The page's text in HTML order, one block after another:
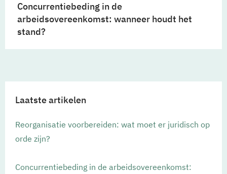
Concurrentiebeding in de
arbeidsovereenkomst: wanneer houdt het
stand?
Laatste artikelen
Reorganisatie voorbereiden: wat moet er juridisch op
orde zijn?
Concurrentiebeding in de arbeidsovereenkomst: